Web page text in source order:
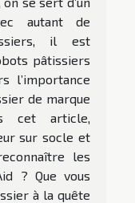
autant de
il est
pâtissiers
l’importance
de marque
cet article,
sur socle et
les
? Que vous
à la quête